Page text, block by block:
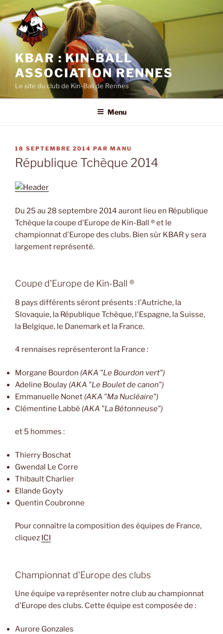
Aller
au
contenu
principal
KBAR : KIN-BALL
ASSOCIATION RENNES
Le site du club de Kin-Ball de Rennes
Menu
PUBLIÉ
LE
18 SEPTEMBRE 2014 PAR MANU
République Tchèque 2014
Du 25 au 28 septembre 2014 auront lieu en République
Tchèque la coupe d'Europe de Kin-Ball ® et le
championnat d'Europe des clubs. Bien sûr KBAR y sera
largement représenté.
Coupe d'Europe de Kin-Ball ®
8 pays différents séront présents : l'Autriche, la
Slovaquie, la République Tchèque, l'Espagne, la Suisse,
la Belgique, le Danemark et la France.
4 rennaises représenteront la France :
Morgane Bourdon (AKA "Le Bourdon vert")
Adeline Boulay (AKA "Le Boulet de canon")
Emmanuelle Nonet (AKA "Ma Nucléaire")
Clémentine Labbé (AKA "La Bétonneuse")
et 5 hommes :
Thierry Boschat
Gwendal Le Corre
Thibault Charlier
Ellande Goyty
Quentin Coubronne
Pour connaître la composition des équipes de France,
cliquez ICI
Championnat d'Europe des clubs
Une équipe va représenter notre club au championnat
d'Europe des clubs. Cette équipe est composée de :
Aurore Gonzales